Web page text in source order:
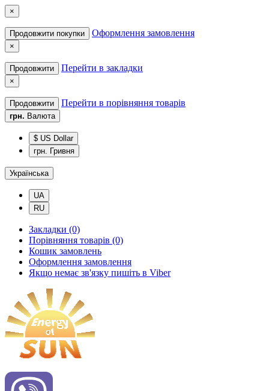
×
Продовжити покупки Оформлення замовлення
×
Продовжити Перейти в закладки
×
Продовжити Перейти в порівняння товарів
грн. Валюта
$ US Dollar
грн. Гривня
Українська
UA
RU
Закладки (0)
Порівняння товарів (0)
Кошик замовлень
Оформлення замовлення
Якщо немає зв'язку пишіть в Viber